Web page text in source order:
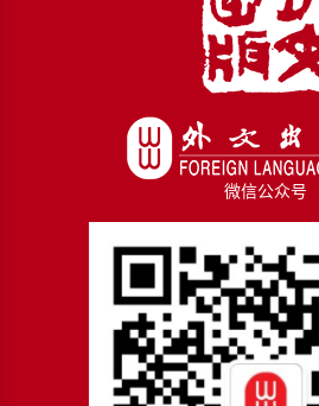
微信公众号